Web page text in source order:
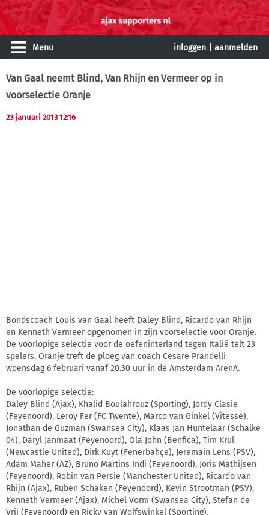
Menu inloggen aanmelden
Van Gaal neemt Blind, Van Rhijn en Vermeer op in
voorselectie Oranje
23 januari 2013 12:16
Bondscoach Louis van Gaal heeft Daley Blind, Ricardo van Rhijn
en Kenneth Vermeer opgenomen in zijn voorselectie voor Oranje.
De voorlopige selectie voor de oefeninterland tegen Italië telt 23
spelers. Oranje treft de ploeg van coach Cesare Prandelli
woensdag 6 februari vanaf 20.30 uur in de Amsterdam ArenA.
De voorlopige selectie:
Daley Blind (Ajax), Khalid Boulahrouz (Sporting), Jordy Clasie
(Feyenoord), Leroy Fer (FC Twente), Marco van Ginkel (Vitesse),
Jonathan de Guzman (Swansea City), Klaas Jan Huntelaar (Schalke
04), Daryl Janmaat (Feyenoord), Ola John (Benfica), Tim Krul
(Newcastle United), Dirk Kuyt (Fenerbahҫe), Jeremain Lens (PSV),
Adam Maher (AZ), Bruno Martins Indi (Feyenoord), Joris Mathijsen
(Feyenoord), Robin van Persie (Manchester United), Ricardo van
Rhijn (Ajax), Ruben Schaken (Feyenoord), Kevin Strootman (PSV),
Kenneth Vermeer (Ajax), Michel Vorm (Swansea City), Stefan de
Vrij (Feyenoord) en Ricky van Wolfswinkel (Sporting).